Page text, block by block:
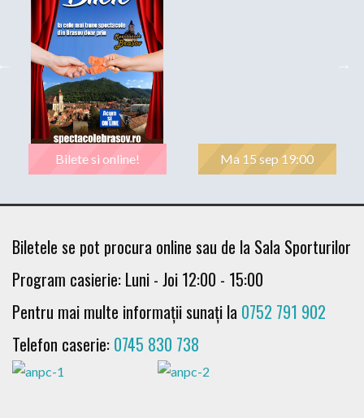
Bilete si online! Ma 15 sep 19:00
Biletele se pot procura online sau de la Sala Sporturilor
Program casierie: Luni - Joi 12:00 - 15:00
Pentru mai multe informații sunați la 0752 791 902
Telefon caserie: 0745 830 738